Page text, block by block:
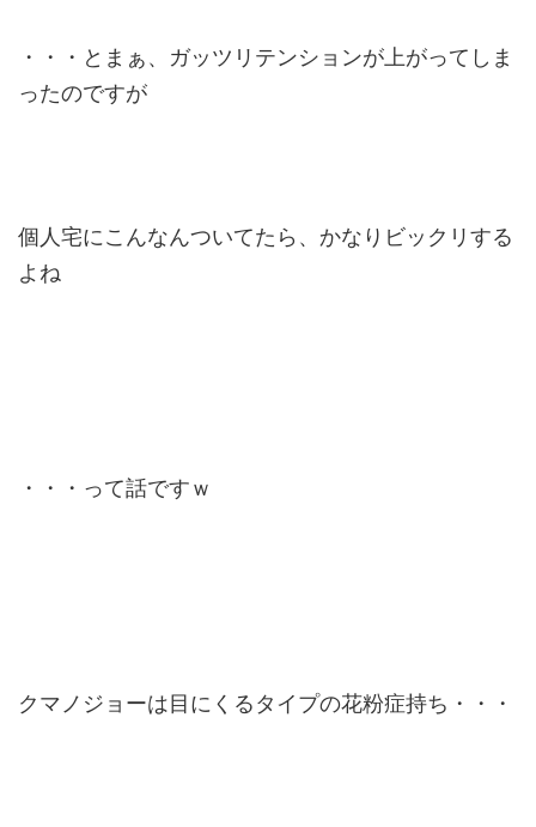
・・・とまぁ、ガッツリテンションが上がってしま
ったのですが
個人宅にこんなんついてたら、かなりビックリする
よね
・・・って話ですｗ
クマノジョーは目にくるタイプの花粉症持ち・・・